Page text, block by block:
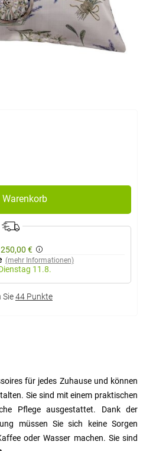
Warenkorb
€
(mehr Informationen)
11.8.
Sie44 Punkte
für jedes Zuhause und können
Sie sind mit einem praktischen
Pflege ausgestattet. Dank der
müssen Sie sich keine Sorgen
oder Wasser machen. Sie sind